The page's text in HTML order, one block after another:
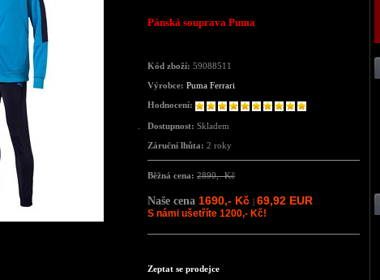
Pánská souprava Puma
Kód zboží: 59088511
Výrobce: Puma Ferrari
Hodnocení:
Dostupnost: Skladem
Záruční lhůta: 2 roky
Běžná cena: 2890,- Kč
Naše cena 1690,- Kč | 69,92 EUR
S námi ušetříte 1200,- Kč!
Zeptat se prodejce